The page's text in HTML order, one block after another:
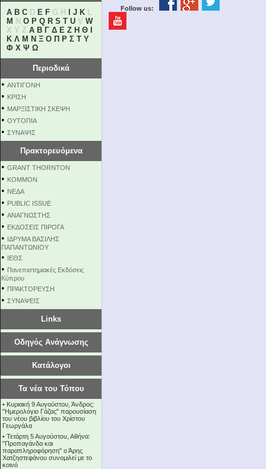
A B C D E F G H J K L
M N O P Q R S T U V W
X Y Z Α Β Γ Δ Ε Ζ Η Θ
Κ Λ Μ Ν Ξ Ο Π Ρ Σ Τ Υ
Φ Χ Ψ Ω
Περιοδικά
• ΑΝΤΙΓΟΝΗ
• ΚΡΙΣΗ
• ΜΑΡΞΙΣΤΙΚΗ ΣΚΕΨΗ
• ΟΥΤΟΠΙΑ
• ΣΥΝΑΨΙΣ
Πρακτορευόμενα
• GRANT THORNTON
• KOMMON
• NEΔΑ
• PUBLIC ISSUE
• ΑΝΑΓΝΩΣΤΗΣ
• ΕΚΔΟΣΕΙΣ ΠΙΡΟΓΑ
• ΙΔΡΥΜΑ ΒΑΣΙΛΗΣ
ΠΑΠΑΝΤΩΝΙΟΥ
• ΙΕΘΣ
• Πανεπιστημιακές Εκδόσεις
Κύπρου
• ΠΡΑΚΤΟΡΕΥΣΗ
• ΣΥΝΑΨΕΙΣ
Links
Οδηγός Ανάγνωσης
Κατάλογοι
Τα νέα του Τόπου
• Κυριακή 9 Αυγούστου, Άνδρος:
"Ημερολόγιο Γάζας" παρουσίαση
του νέου βιβλίου του Χρίστου
Γεωργάλα
• Τετάρτη 5 Αυγούστου, Αθήνα:
"Προπαγάνδα και
παραπληροφόρηση" ο Άρης
Χατζηστεφάνου συνομιλεί με το
κοινό
Follow us: